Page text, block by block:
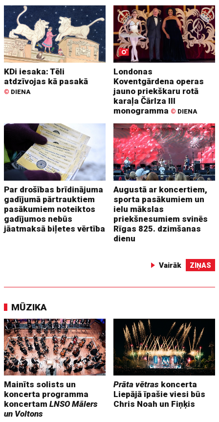
KDi iesaka: Tēli
atdzīvojas kā pasakā
© DIENA
Londonas
Koventgārdena operas
jauno priekškaru rotā
karaļa Čārlza III
monogramma © DIENA
Par drošības brīdinājuma
gadījumā pārtrauktiem
pasākumiem noteiktos
gadījumos nebūs
jāatmaksā biļetes vērtība
Augustā ar koncertiem,
sporta pasākumiem un
ielu mākslas
priekšnesumiem svinēs
Rīgas 825. dzimšanas
dienu
Vairāk ZIŅAS
MŪZIKA
Mainīts solists un
koncerta programma
koncertamLNSO Mālers
un Voltons
Prāta vētras koncerta
Liepājā īpašie viesi būs
Chris Noah un Fiņķis